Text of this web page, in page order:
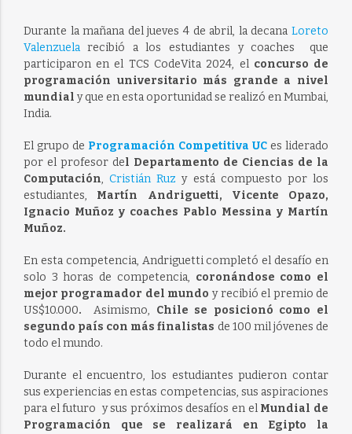
Durante la mañana del jueves 4 de abril, la decanaLoreto
Valenzuelarecibió a los estudiantes y coaches que
participaron en el TCS CodeVita 2024, elconcurso de
programación universitario más grande a nivel
mundial y que en esta oportunidad se realizó en Mumbai,
India.
El grupo de Programación Competitiva UCes liderado
por el profesor del Departamento de Ciencias de la
Computación,Cristián Ruz y está compuesto por los
estudiantes, Martín Andriguetti, Vicente Opazo,
Ignacio Muñoz y coaches Pablo Messina y Martín
Muñoz.
En esta competencia, Andriguetti completó el desafío en
solo 3 horas de competencia, coronándose como el
mejor programador del mundo y recibió el premio de
US$10.000.Asimismo, Chile se posicionó como el
segundo país con más finalistas de 100 mil jóvenes de
todo el mundo.
Durante el encuentro, los estudiantes pudieron contar
sus experiencias en estas competencias, sus aspiraciones
para el futuro y sus próximos desafíos en el Mundial de
Programación que se realizará en Egipto la